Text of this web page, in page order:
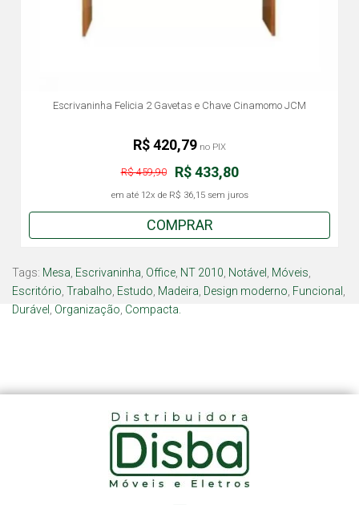
Escrivaninha Felicia 2 Gavetas e Chave Cinamomo JCM
R$ 433,80
R$ 459,90
em até 12x de R$ 36,15sem juros
R$ 420,79 no PIX
COMPRAR
Tags: Mesa Escrivaninha Office NT 2010 Notável Móveis
Escritório Trabalho Estudo Madeira Design moderno Funcional
Durável
Organização Compacta.